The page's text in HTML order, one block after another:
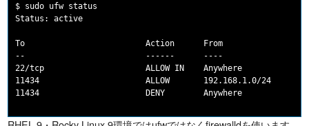
$ sudo ufw status
Status: active
To                         Action      From
--                         ------      ----
22/tcp                     ALLOW IN    Anywhere
11434                      ALLOW       192.168.1.0/24